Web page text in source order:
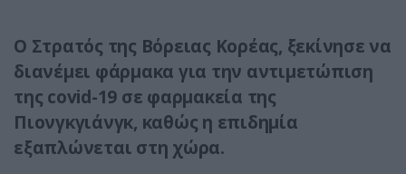
Ο Στρατός της Βόρειας Κορέας, ξεκίνησε να
διανέμει φάρμακα για την αντιμετώπιση
της covid-19 σε φαρμακεία της
Πιονγκγιάνγκ, καθώς η επιδημία
εξαπλώνεται στη χώρα.